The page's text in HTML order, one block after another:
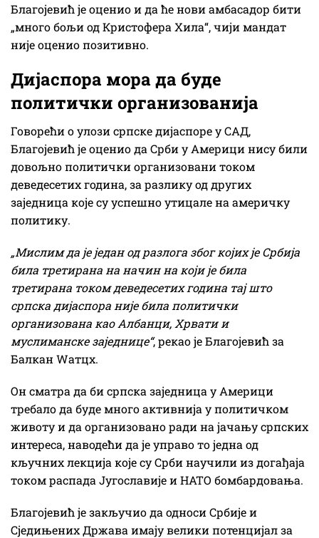
Благојевић је оценио и да ће нови амбасадор бити
„много бољи од Кристофера Хила“, чији мандат
није оценио позитивно.
Дијаспора мора да буде
политички организованија
Говорећи о улози српске дијаспоре у САД,
Благојевић је оценио да Срби у Америци нису били
довољно политички организовани током
деведесетих година, за разлику од других
заједница које су успешно утицале на америчку
политику.
„Мислим да је један од разлога због којих је Србија
била третирана на начин на који је била
третирана током деведесетих година тај што
српска дијаспора није била политички
организована као Албанци, Хрвати и
муслиманске заједнице“, рекао је Благојевић за
Балкан Wатцх.
Он сматра да би српска заједница у Америци
требало да буде много активнија у политичком
животу и да организовано ради на јачању српских
интереса, наводећи да је управо то једна од
кључних лекција које су Срби научили из догађаја
током распада Југославије и НАТО бомбардовања.
Благојевић је закључио да односи Србије и
Сједињених Држава имају велики потенцијал за